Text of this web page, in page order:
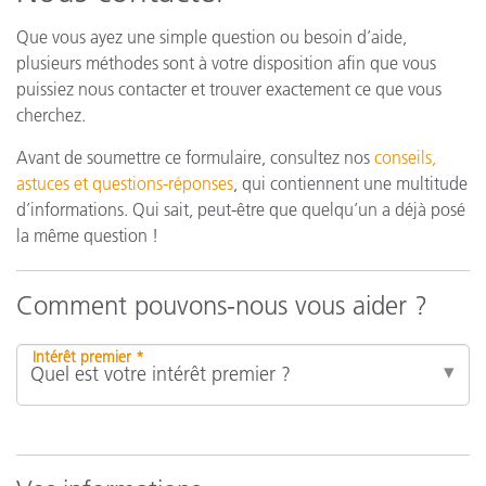
Que vous ayez une simple question ou besoin d’aide,
plusieurs méthodes sont à votre disposition afin que vous
puissiez nous contacter et trouver exactement ce que vous
cherchez.
Avant de soumettre ce formulaire, consultez nos conseils,
astuces et questions-réponses, qui contiennent une multitude
d’informations. Qui sait, peut-être que quelqu’un a déjà posé
la même question !
Comment pouvons-nous vous aider ?
Intérêt premier *